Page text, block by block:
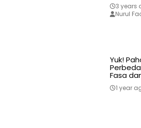
3 years
Nurul
Yuk!
Fasa
1 year